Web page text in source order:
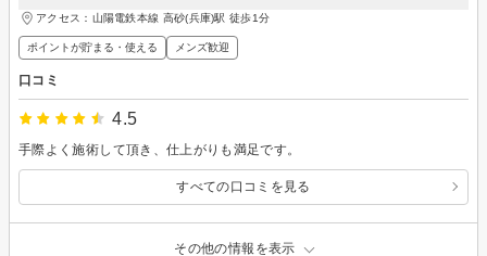
アクセス：山陽電鉄本線 高砂(兵庫)駅 徒歩1分
ポイントが貯まる・使える メンズ歓迎
口コミ
4.5
手際よく施術して頂き、仕上がりも満足です。
すべての口コミを見る
その他の情報を表示